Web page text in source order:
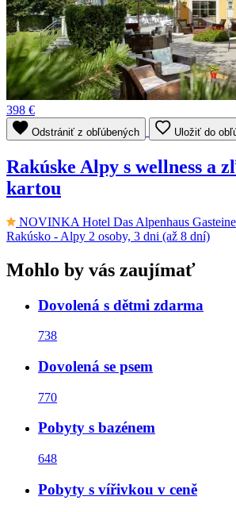
398 €
Odstrániť z obľúbených Uložiť do
Rakúske Alpy s wellness a
kartou
NOVINKA Hotel Das Alpenhaus
Rakúsko - Alpy 2 osoby, 3 dni (až 8 dní)
Mohlo by vás zaujímať
Dovolená s dětmi zdarma
738
Dovolená se psem
770
Pobyty s bazénem
648
Pobyty s vířivkou v ceně